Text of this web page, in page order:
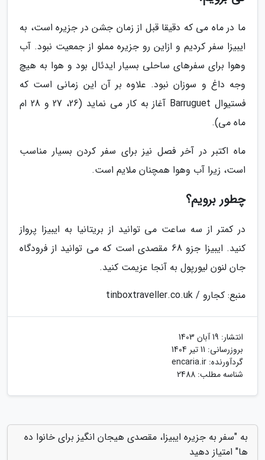
ما در ماه می که دقیقا قبل از زمان جشن در جزیره است، به
ایبیزا سفر کردیم و ازاین رو جزیره مملو از جمعیت نبود. آب
وهوا برای سفرهای ساحلی بسیار ایدئال بود و هوا به هیچ
وجه داغ و سوزان نبود. علاوه بر آن این زمانی است که
فستیوال Barruguet آغاز به کار می نماید (26، 27 و 28 ام
ماه می).
ماه اکتبر در آخر فصل نیز برای سفر کردن بسیار مناسب
است، زیرا آب وهوا همچنان ملایم است.
چطور برویم؟
در کمتر از سه ساعت می توانید از بریتانیا به ایبیزا پرواز
کنید. ایبیزا جزو 68 مقصدی است که می توانید از فرودگاه
جان لنون لیورپول به آنجا عزیمت کنید.
منبع: کجارو / tinboxtraveller.co.uk
انتشار: 19 آبان 1403
بروزرسانی: 11 تیر 1404
گردآورنده: encaria.ir
شناسه مطلب: 2488
به "سفر به جزیره ایبیزا، مقصدی هیجان انگیز برای خانوا ده
ها" امتیاز دهید